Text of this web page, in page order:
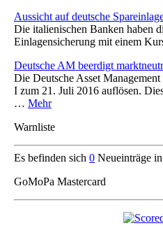
Aussicht auf deutsche
Die italienischen Banken haben
Einlagensicherung mit einem
Deutsche AM beerdigt
Die Deutsche Asset
I zum 21. Juli 2016 auflösen.
… Mehr
Warnliste
Es befinden sich 0 Neueinträge
GoMoPa Mastercard